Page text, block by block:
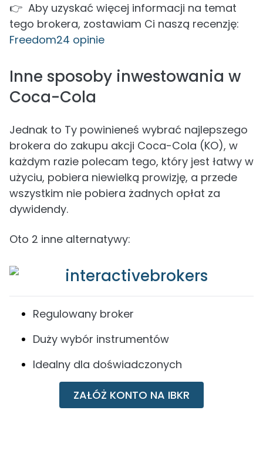
👉 Aby uzyskać więcej informacji na temat
tego brokera, zostawiam Ci naszą recenzję:
Freedom24 opinie
Inne sposoby inwestowania w
Coca-Cola
Jednak to Ty powinieneś wybrać najlepszego
brokera do zakupu akcji Coca-Cola (KO), w
każdym razie polecam tego, który jest łatwy w
użyciu, pobiera niewielką prowizję, a przede
wszystkim nie pobiera żadnych opłat za
dywidendy.
Oto 2 inne alternatywy:
Regulowany broker
Duży wybór instrumentów
Idealny dla doświadczonych
ZAŁÓŻ KONTO NA IBKR